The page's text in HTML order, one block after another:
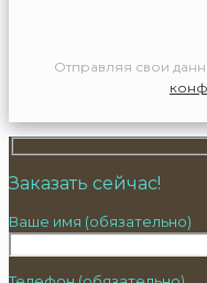
Отправляя свои
Заказать сейчас!
Ваше имя (обязательно)